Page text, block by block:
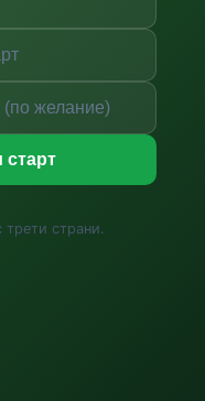
страни.